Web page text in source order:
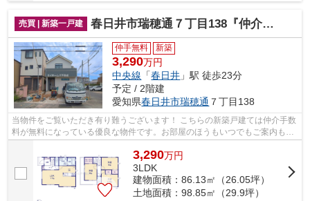
売買 | 新築一戸建 春日井市瑞穂通７丁目138『仲介料無料』新築戸建て
仲手無料 新築
3,290万円
中央線 「春日井 」駅 徒歩23分
予定 / 2階建
愛知県春日井市瑞穂通 ７丁目138
当物件をご覧いただき有り難うございます！ こちらの新築戸建ては仲介手数
料が無料になっている優良な物件です。お部屋のほうもいつでもご案内もさ
3,290万円
3LDK
建物面積：86.13㎡（26.05坪）
土地面積：98.85㎡（29.9坪）